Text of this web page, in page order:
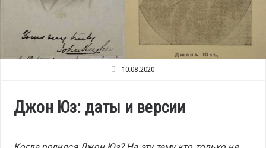
10.08.2020
Джон Юз: даты и версии